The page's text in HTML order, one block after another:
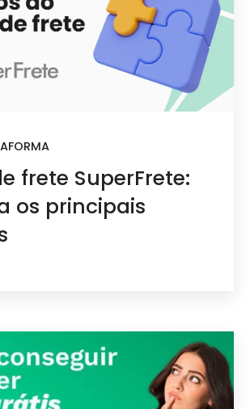
frete SuperFrete:
os principais